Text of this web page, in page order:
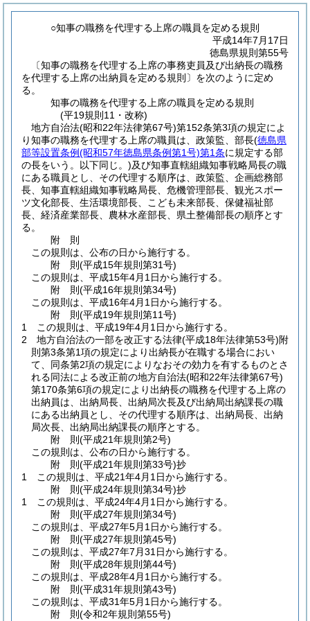
○知事の職務を代理する上席の職員を定める規則
平成14年7月17日
徳島県規則第55号
〔知事の職務を代理する上席の事務吏員及び出納長の職務
を代理する上席の出納員を定める規則〕を次のように定め
る。
知事の職務を代理する上席の職員を定める規則
(平19規則11・改称)
地方自治法(昭和22年法律第67号)第152条第3項の規定によ
り知事の職務を代理する上席の職員は、政策監、部長(徳島県
部等設置条例(昭和57年徳島県条例第1号)第1条に規定する部
の長をいう。以下同じ。)及び知事直轄組織知事戦略局長の職
にある職員とし、その代理する順序は、政策監、企画総務部
長、知事直轄組織知事戦略局長、危機管理部長、観光スポー
ツ文化部長、生活環境部長、こども未来部長、保健福祉部
長、経済産業部長、農林水産部長、県土整備部長の順序とす
る。
附 則
この規則は、公布の日から施行する。
附 則(平成15年規則第31号)
この規則は、平成15年4月1日から施行する。
附 則(平成16年規則第34号)
この規則は、平成16年4月1日から施行する。
附 則(平成19年規則第11号)
1
この規則は、平成19年4月1日から施行する。
2
地方自治法の一部を改正する法律(平成18年法律第53号)附
則第3条第1項の規定により出納長が在職する場合におい
て、同条第2項の規定によりなおその効力を有するものとさ
れる同法による改正前の地方自治法(昭和22年法律第67号)
第170条第6項の規定により出納長の職務を代理する上席の
出納員は、出納局長、出納局次長及び出納局出納課長の職
にある出納員とし、その代理する順序は、出納局長、出納
局次長、出納局出納課長の順序とする。
附 則(平成21年規則第2号)
この規則は、公布の日から施行する。
附 則(平成21年規則第33号)抄
1
この規則は、平成21年4月1日から施行する。
附 則(平成24年規則第34号)抄
1
この規則は、平成24年4月1日から施行する。
附 則(平成27年規則第34号)
この規則は、平成27年5月1日から施行する。
附 則(平成27年規則第45号)
この規則は、平成27年7月31日から施行する。
附 則(平成28年規則第44号)
この規則は、平成28年4月1日から施行する。
附 則(平成31年規則第43号)
この規則は、平成31年5月1日から施行する。
附 則(令和2年規則第55号)